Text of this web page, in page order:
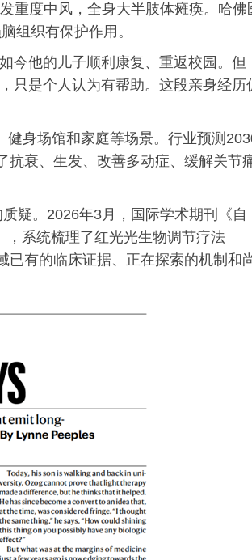
重度中风，全身大半肢体瘫痪。哈佛
组织有保护作用。
今他的儿子顺利康复、重返校园。但
只是个人认为有帮助。这段亲身经历
身场馆和家庭等场景。行业预测
抗衰、生发、改善多动症、缓解关节
疑。2026年3月，国际学术期刊《自
系统梳理了红光光生物调节疗法
已有的临床证据、正在探索的机制和